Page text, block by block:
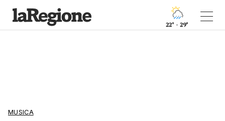
22° - 29°
MUSICA